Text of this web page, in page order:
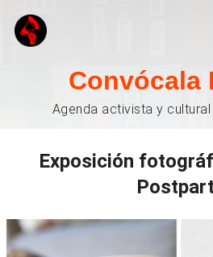
Convócala
Agenda activista y
Exposición